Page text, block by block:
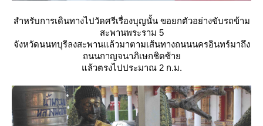
สำหรับการเดินทางไปวัดศรีเรื่องบุญนั้น ขอยกตัวอย่างขับรถข้าม
สะพานพระราม 5
จังหวัดนนทบุรีลงสะพานแล้วมาตามเส้นทางถนนนครอินทร์มาถึง
ถนนกาญจนาภิเษกชิดซ้า
ล้วตรงไปประมาณ 2 ก.ม.